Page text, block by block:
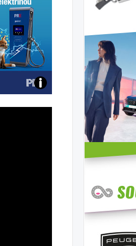
Poznejte